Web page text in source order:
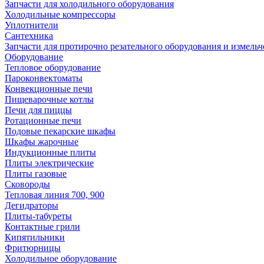
Запчасти для холодильного оборудования
Холодильные компрессоры
Уплотнители
Сантехника
Запчасти для протирочно резательного оборудования и
Оборудование
Тепловое оборудование
Пароконвектоматы
Конвекционные печи
Пищеварочные котлы
Печи для пиццы
Ротационные печи
Подовые пекарские шкафы
Шкафы жарочные
Индукционные плиты
Плиты электрические
Плиты газовые
Сковороды
Тепловая линия 700, 900
Дегидраторы
Плиты-табуреты
Контактные грили
Кипятильники
Фритюрницы
Холодильное оборудование